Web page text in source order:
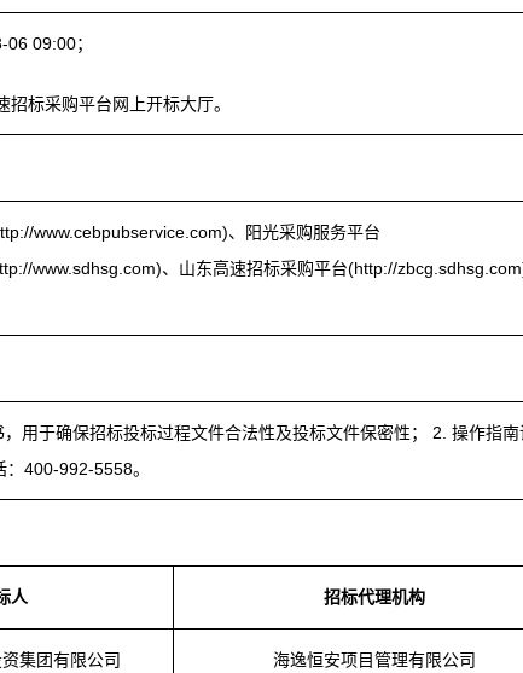
09:00；
招标采购平台网上开标大厅。
www.cebpubservice.com)、阳光采购服务平台
www.sdhsg.com)、山东高速招标采购平台(http://
用于确保招标投标过程文件合法性及投标文件保密性； 2. 操作指南
400-992-5558。
人 招标代理机构
集团有限公司 海逸恒安项目管理有限公司